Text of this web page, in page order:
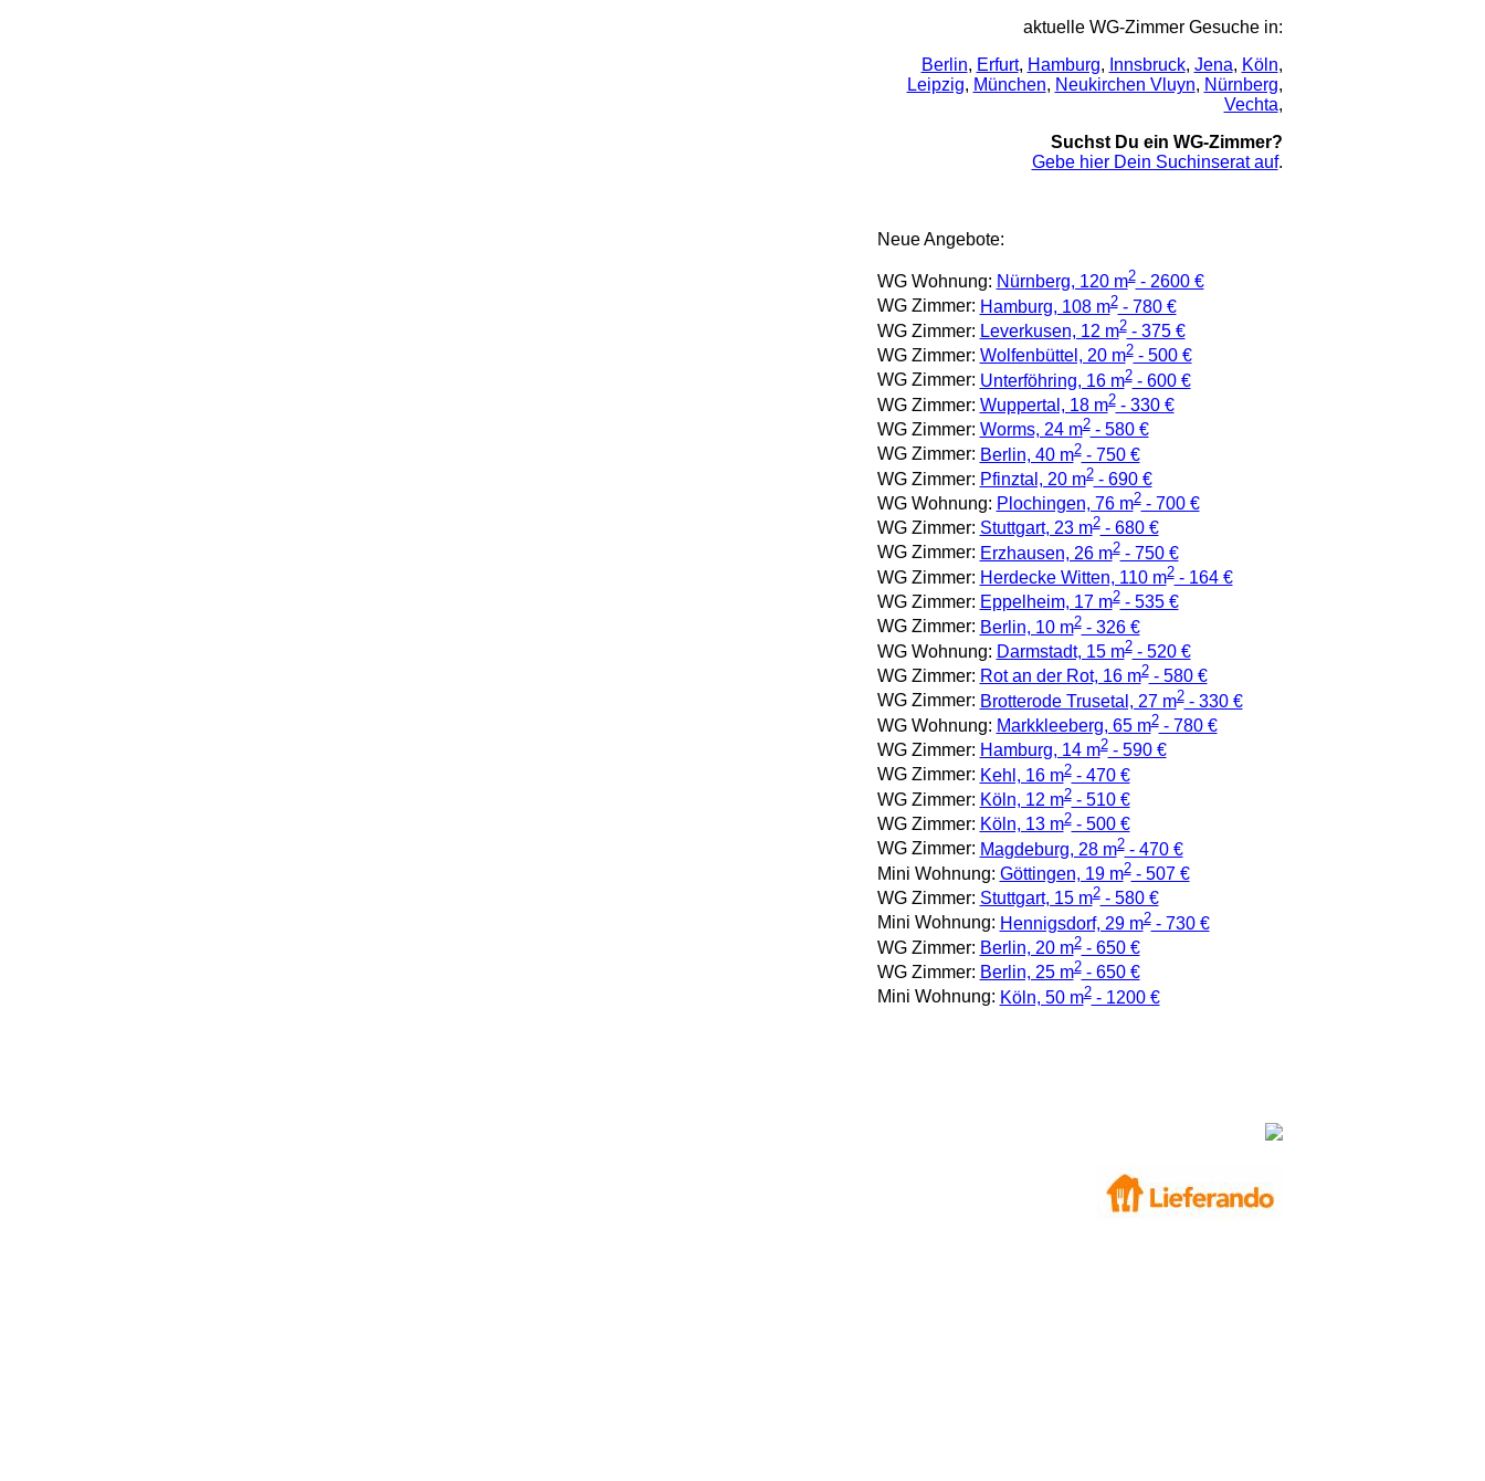
aktuelle WG-Zimmer Gesuche in:
Berlin, Erfurt, Hamburg, Innsbruck, Jena, Köln,
Leipzig, München, Neukirchen Vluyn, Nürnberg,
Vechta,
Suchst Du ein WG-Zimmer?
Gebe hier Dein Suchinserat auf.
Neue Angebote:
WG Wohnung: Nürnberg, 120 m2- 2600 €
WG Zimmer: Hamburg, 108 m2- 780 €
WG Zimmer: Leverkusen, 12 m2- 375 €
WG Zimmer: Wolfenbüttel, 20 m2- 500 €
WG Zimmer: Unterföhring, 16 m2- 600 €
WG Zimmer: Wuppertal, 18 m2- 330 €
WG Zimmer: Worms, 24 m2- 580 €
WG Zimmer: Berlin, 40 m2- 750 €
WG Zimmer: Pfinztal, 20 m2- 690 €
WG Wohnung: Plochingen, 76 m2- 700 €
WG Zimmer: Stuttgart, 23 m2- 680 €
WG Zimmer: Erzhausen, 26 m2- 750 €
WG Zimmer: Herdecke Witten, 110 m2- 164 €
WG Zimmer: Eppelheim, 17 m2- 535 €
WG Zimmer: Berlin, 10 m2- 326 €
WG Wohnung: Darmstadt, 15 m2- 520 €
WG Zimmer: Rot an der Rot, 16 m2- 580 €
WG Zimmer: Brotterode Trusetal, 27 m2- 330 €
WG Wohnung: Markkleeberg, 65 m2- 780 €
WG Zimmer: Hamburg, 14 m2- 590 €
WG Zimmer: Kehl, 16 m2- 470 €
WG Zimmer: Köln, 12 m2- 510 €
WG Zimmer: Köln, 13 m2- 500 €
WG Zimmer: Magdeburg, 28 m2- 470 €
Mini Wohnung: Göttingen, 19 m2- 507 €
WG Zimmer: Stuttgart, 15 m2- 580 €
Mini Wohnung: Hennigsdorf, 29 m2- 730 €
WG Zimmer: Berlin, 20 m2- 650 €
WG Zimmer: Berlin, 25 m2- 650 €
Mini Wohnung: Köln, 50 m2- 1200 €